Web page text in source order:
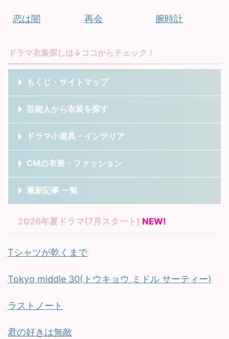
恋は闇 再会 腕時計
ドラマ衣装探しは↓ココからチェック！
もくじ・サイトマップ
芸能人から衣装を探す
ドラマ小道具・インテリア
CMの衣装・ファッション
最新記事 一覧
2026年夏ドラマ(7月スタート) NEW!
Tシャツが乾くまで
Tokyo middle 30(トウキョウ ミドル サーティー)
ラストノート
君の好きは無敵